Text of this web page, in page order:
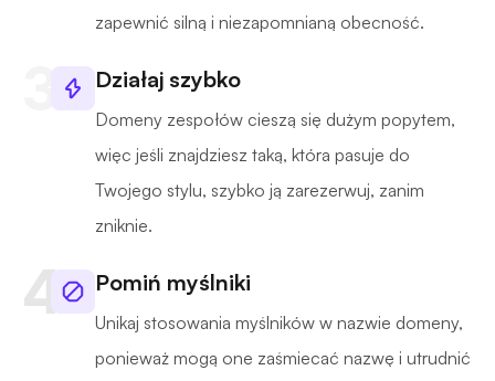
zapewnić silną i niezapomnianą obecność.
Działaj szybko
Domeny zespołów cieszą się dużym popytem,
więc jeśli znajdziesz taką, która pasuje do
Twojego stylu, szybko ją zarezerwuj, zanim
zniknie.
Pomiń myślniki
Unikaj stosowania myślników w nazwie domeny,
ponieważ mogą one zaśmiecać nazwę i utrudnić